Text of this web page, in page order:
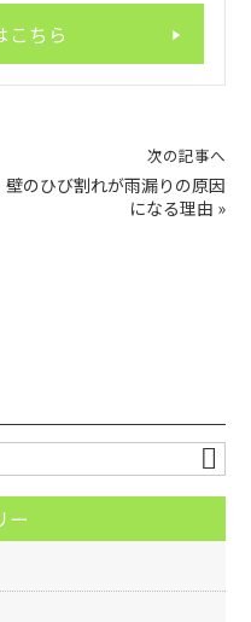
こちら
次の記事へ
壁のひび割れが雨漏りの原因
になる理由 »
ー